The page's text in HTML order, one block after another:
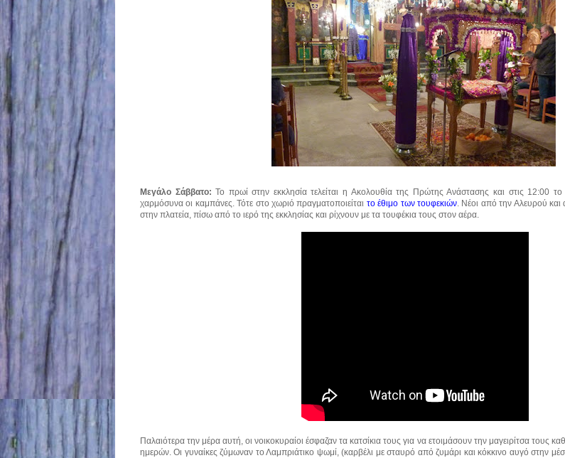
Μεγάλο Σάββατο:Το πρωί στην εκκλησία τελείται η Ακολουθία της Πρώτης Ανάστασης και στις 12:00
χαρμόσυνα οι καμπάνες. Τότε στο χωριό πραγματοποιείται το έθιμο των τουφεκιών. Νέοι από την Αλευρού και
στην πλατεία, πίσω από το ιερό της εκκλησίας και ρίχνουν με τα τουφέκια τους στον αέρα.
Παλαιότερα την μέρα αυτή, οι νοικοκυραίοι έσφαζαν τα κατσίκια τους για να ετοιμάσουν την μαγειρίτσα τους
ημερών. Οι γυναίκες ζύμωναν το Λαμπριάτικο ψωμί, (καρβέλι με σταυρό από ζυμάρι και κόκκινο αυγό στην